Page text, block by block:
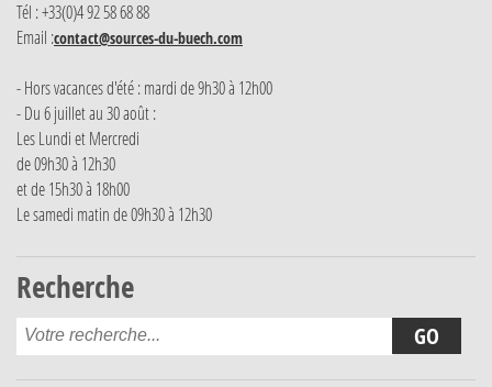
Tél : +33(0)4 92 58 68 88
Email :contact@sources-du-buech.com
- Hors vacances d'été : mardi de 9h30 à 12h00
- Du 6 juillet au 30 août :
Les Lundi et Mercredi
de 09h30 à 12h30
et de 15h30 à 18h00
Le samedi matin de 09h30 à 12h30
Recherche